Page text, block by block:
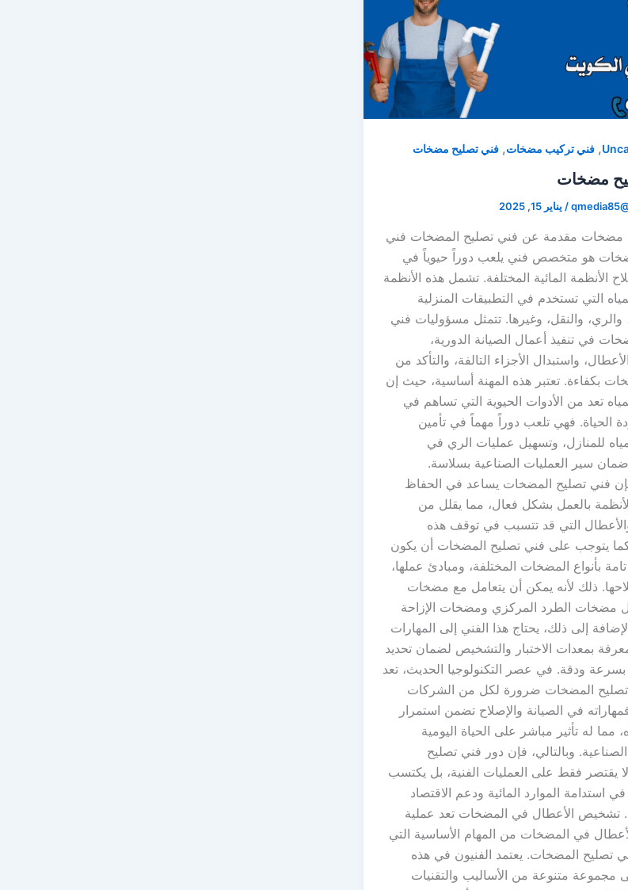
, فني تركيب مضخات, فني تصليح مضخات
مضخات
/ يناير 15, 2025
مضخات مقدمة عن فني تصليح المضخات فني
هو متخصص فني يلعب دوراً حيوياً في
الأنظمة المائية المختلفة. تشمل هذه الأنظمة
التي تستخدم في التطبيقات المنزلية
والري، والنقل، وغيرها. تتمثل مسؤوليات فني
في تنفيذ أعمال الصيانة الدورية،
واستبدال الأجزاء التالفة، والتأكد من
بكفاءة. تعتبر هذه المهنة أساسية، حيث إن
تعد من الأدوات الحيوية التي تساهم في
الحياة. فهي تلعب دوراً مهماً في تأمين
للمنازل، وتسهيل عمليات الري في
سير العمليات الصناعية بسلاسة.
فإن فني تصليح المضخات يساعد في الحفاظ
بالعمل بشكل فعال، مما يقلل من
التي قد تتسبب في توقف هذه
كما يتوجب على فني تصليح المضخات أن يكون
بأنواع المضخات المختلفة، ومبادئ عملها،
ذلك لأنه يمكن أن يتعامل مع مضخات
مضخات الطرد المركزي ومضخات الإزاحة
إلى ذلك، يحتاج هذا الفني إلى المهارات
بمعدات الاختبار والتشخيص لضمان تحديد
ودقة. في عصر التكنولوجيا الحديث، تعد
المضخات ضرورة لكل من الشركات
في الصيانة والإصلاح تضمن استمرار
مما له تأثير مباشر على الحياة اليومية
وبالتالي، فإن دور فني تصليح
يقتصر فقط على العمليات الفنية، بل يكتسب
استدامة الموارد المائية ودعم الاقتصاد
تشخيص الأعطال في المضخات تعد عملية
في المضخات من المهام الأساسية التي
تصليح المضخات. يعتمد الفنيون في هذه
مجموعة متنوعة من الأساليب والتقنيات